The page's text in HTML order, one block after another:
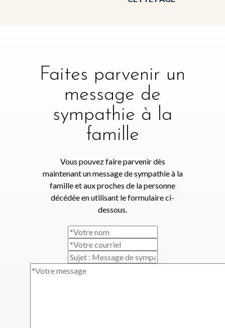
Faites parvenir un
message de
sympathie à la
famille
Vous pouvez faire parvenir dès
maintenant un message de sympathie à la
famille et aux proches de la personne
décédée en utilisant le formulaire ci-
dessous.